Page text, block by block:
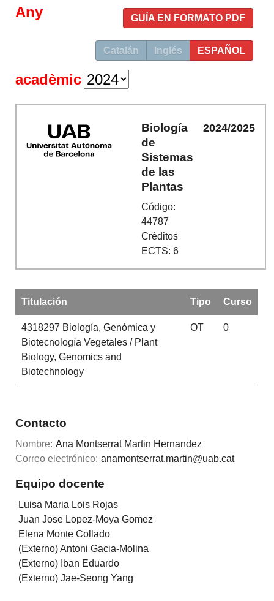
GUÍA EN FORMATO PDF
Catalán Inglés ESPAÑOL
Any
acadèmic
Biología
de
Sistemas
de las
Plantas
Código:
44787
Créditos
ECTS: 6
2024/2025
Titulación Tipo Curso
4318297 Biología, Genómica y
Biotecnología Vegetales / Plant
Biology, Genomics and
Biotechnology
OT 0
Contacto
Nombre: Ana Montserrat Martin Hernandez
Correo electrónico: anamontserrat.martin@uab.cat
Equipo docente
Luisa Maria Lois Rojas
Juan Jose Lopez-Moya Gomez
Elena Monte Collado
(Externo) Antoni Gacia-Molina
(Externo) Iban Eduardo
(Externo) Jae-Seong Yang